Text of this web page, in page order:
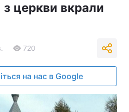
з церкви вкрали
720
на нас в Google